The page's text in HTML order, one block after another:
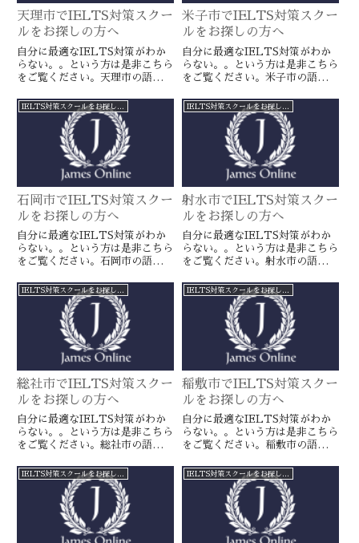
天理市でIELTS対策スクー
ルをお探しの方へ
自分に最適なIELTS対策がわか
らない。。という方は是非こちら
をご覧ください。天理市の語学ス
ラインのIELTS対策ならより確
実に目標達成が近づきます。海外
留学や移住をお考えの方や国内大
学受験を有利に進めたい方に是
米子市でIELTS対策スクー
ルをお探しの方へ
自分に最適なIELTS対策がわか
らない。。という方は是非こちら
をご覧ください。米子市の語学ス
ラインのIELTS対策ならより確
実に目標達成が近づきます。海外
留学や移住をお考えの方や国内大
学受験を有利に進めたい方に是
IELTS対策スクールをお探しの方へ
石岡市でIELTS対策スクー
ルをお探しの方へ
自分に最適なIELTS対策がわか
らない。。という方は是非こちら
をご覧ください。石岡市の語学ス
ラインのIELTS対策ならより確
実に目標達成が近づきます。海外
留学や移住をお考えの方や国内大
学受験を有利に進めたい方に是
IELTS対策スクールをお探しの方へ
射水市でIELTS対策スクー
ルをお探しの方へ
自分に最適なIELTS対策がわか
らない。。という方は是非こちら
をご覧ください。射水市の語学ス
ラインのIELTS対策ならより確
実に目標達成が近づきます。海外
留学や移住をお考えの方や国内大
学受験を有利に進めたい方に是
IELTS対策スクールをお探しの方へ
総社市でIELTS対策スクー
ルをお探しの方へ
自分に最適なIELTS対策がわか
らない。。という方は是非こちら
をご覧ください。総社市の語学ス
ラインのIELTS対策ならより確
実に目標達成が近づきます。海外
留学や移住をお考えの方や国内大
学受験を有利に進めたい方に是
IELTS対策スクールをお探しの方へ
稲敷市でIELTS対策スクー
ルをお探しの方へ
自分に最適なIELTS対策がわか
らない。。という方は是非こちら
をご覧ください。稲敷市の語学ス
ラインのIELTS対策ならより確
実に目標達成が近づきます。海外
留学や移住をお考えの方や国内大
学受験を有利に進めたい方に是
IELTS対策スクールをお探しの方へ IELTS対策スクールをお探しの方へ